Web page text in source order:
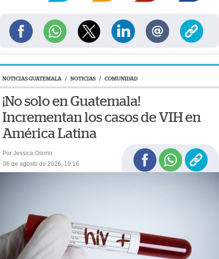
NOTICIAS GUATEMALA / NOTICIAS / COMUNIDAD
¡No solo en Guatemala!
Incrementan los casos de VIH en
América Latina
Por Jessica Osorio
06 de agosto de 2026, 19:16